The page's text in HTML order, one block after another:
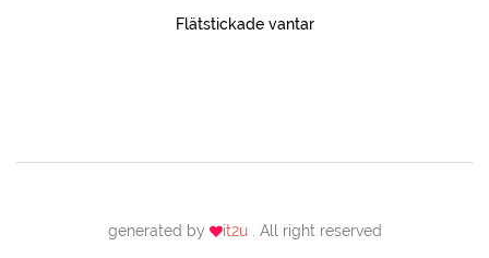
Flätstickade vantar
generated by it2u . All right reserved